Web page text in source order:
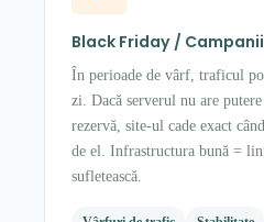
Black Friday / Campanii
În perioade de vârf, traficul
zi. Dacă serverul nu are
rezervă, site-ul cade exact
de el. Infrastructura bună =
sufletească.